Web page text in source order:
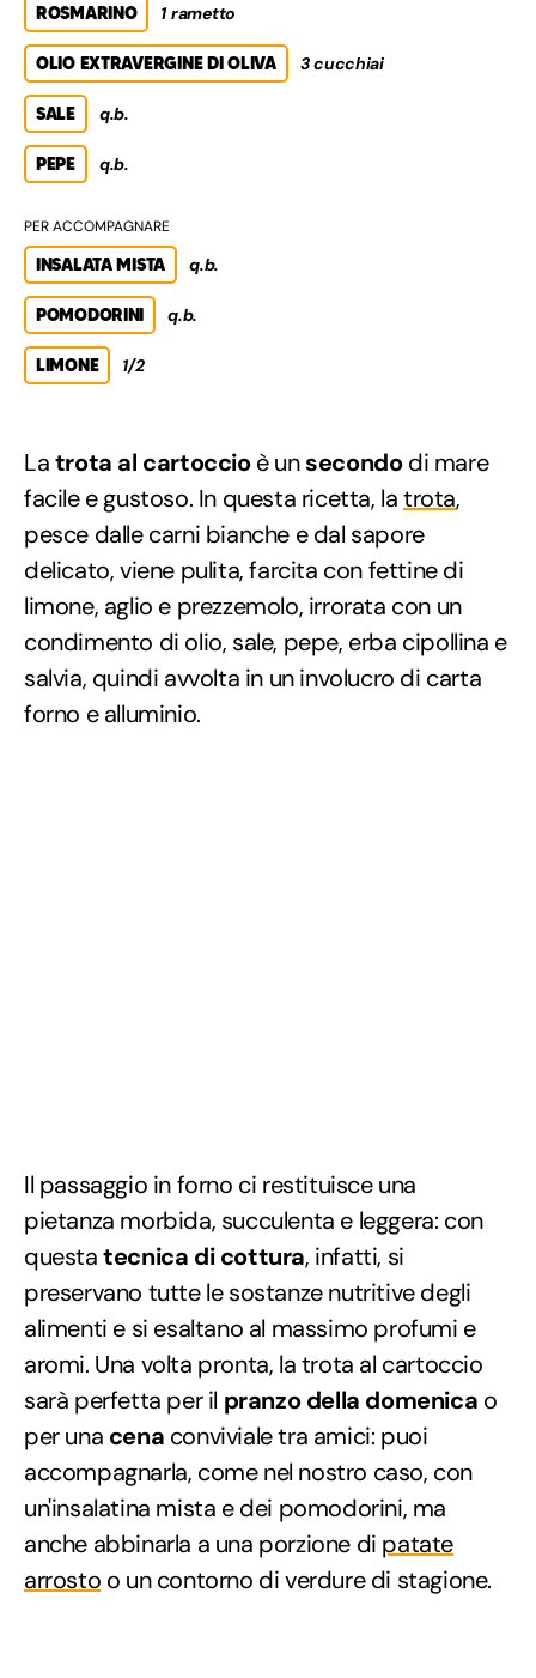
ROSMARINO 1 rametto
OLIO EXTRAVERGINE DI OLIVA 3 cucchiai
SALE q.b.
PEPE q.b.
PER ACCOMPAGNARE
INSALATA MISTA q.b.
POMODORINI q.b.
LIMONE 1/2
Latrota al cartoccioè unsecondodi mare
facile e gustoso. In questa ricetta, latrota,
pesce dalle carni bianche e dal sapore
delicato, viene pulita, farcita con fettine di
limone, aglio e prezzemolo, irrorata con un
condimento di olio, sale, pepe, erba cipollina e
salvia, quindi avvolta in un involucro di carta
forno e alluminio.
Il passaggio in forno ci restituisce una
pietanza morbida, succulenta e leggera: con
questatecnica di cottura, infatti, si
preservano tutte le sostanze nutritive degli
alimenti e si esaltano al massimo profumi e
aromi. Una volta pronta, la trota al cartoccio
sarà perfetta per il pranzo della domenica o
per una cena conviviale tra amici: puoi
accompagnarla, come nel nostro caso, con
un'insalatina mista e dei pomodorini, ma
anche abbinarla a una porzione di patate
arrosto o un contorno di verdure di stagione.